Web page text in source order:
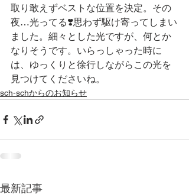
取り敢えずベストな位置を決定。その
夜…光ってる❣️思わず駆け寄ってしまい
ました。細々とした光ですが、何とか
なりそうです。いらっしゃった時に
は、ゆっくりと徐行しながらこの光を
見つけてくださいね。
sch-schからのお知らせ
最新記事